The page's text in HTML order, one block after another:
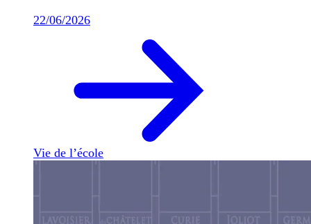
22/06/2026
Vie de l’école